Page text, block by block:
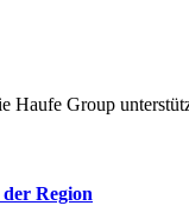
Haufe Group
Region